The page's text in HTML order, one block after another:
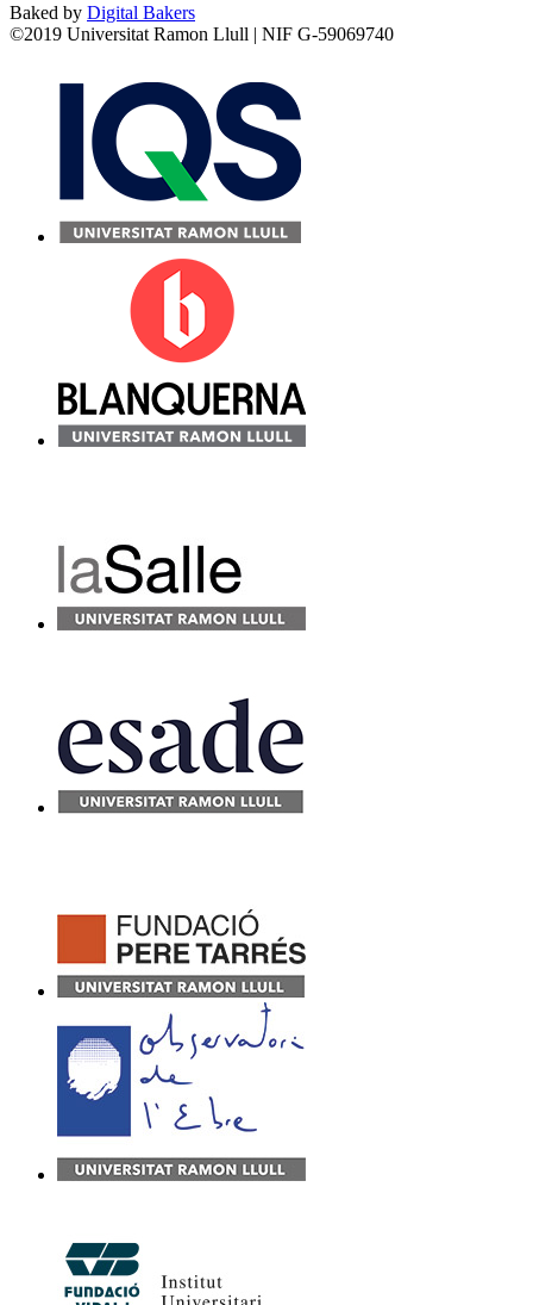
Baked by Digital Bakers
©2019 Universitat Ramon Llull | NIF G-59069740